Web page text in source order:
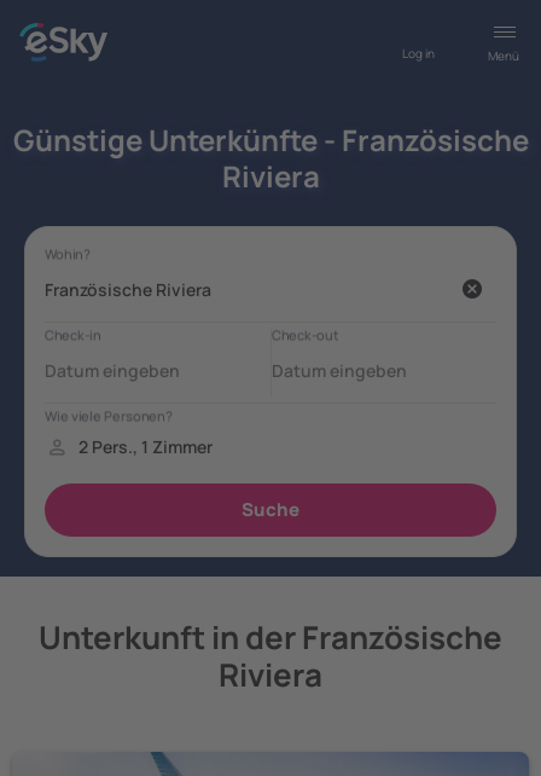
Menü
Log in
Günstige Unterkünfte - Französische
Riviera
Unterkunft in der Französische
Riviera